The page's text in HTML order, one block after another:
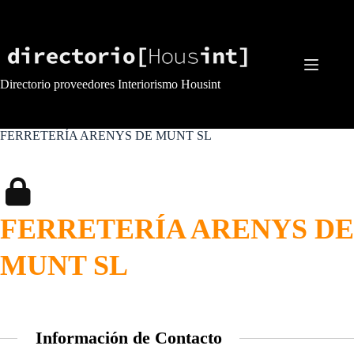
Directorio proveedores Interiorismo Housint
FERRETERÍA ARENYS DE MUNT SL
FERRETERÍA ARENYS DE
MUNT SL
Información de Contacto